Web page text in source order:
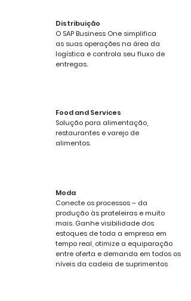
Distribuição
O SAP Business One simplifica
as suas operações na área da
logística e controla seu fluxo de
entregas.
Food and Services
Solução para alimentação,
restaurantes e varejo de
alimentos.
Moda
Conecte os processos – da
produção às prateleiras e muito
mais. Ganhe visibilidade dos
estoques de toda a empresa em
tempo real, otimize a equiparação
entre oferta e demanda em todos os
níveis da cadeia de suprimentos